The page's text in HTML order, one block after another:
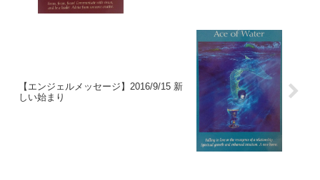
【エンジェルメッセージ】2016/9/15 新
しい始まり